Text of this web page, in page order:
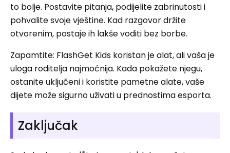
to bolje. Postavite pitanja, podijelite zabrinutosti i
pohvalite svoje vještine. Kad razgovor držite
otvorenim, postaje ih lakše voditi bez borbe.
Zapamtite: FlashGet Kids koristan je alat, ali vaša je
uloga roditelja najmoćnija. Kada pokažete njegu,
ostanite uključeni i koristite pametne alate, vaše
dijete može sigurno uživati ​​u prednostima esporta.
Zaključak